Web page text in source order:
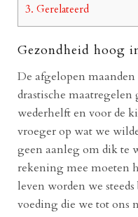
3. Gerelateerd
Gezondheid hoog
De afgelopen
drastische
wederhelft en voor de
vroeger op wat we
geen aanleg om dik te
rekening mee moeten
leven worden we
voeding die we tot ons